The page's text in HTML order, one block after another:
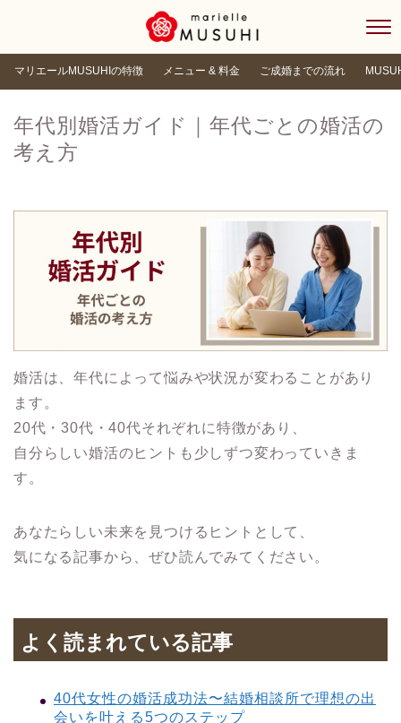
マリエールMUSUHIの特徴 メニュー & 料金 ご成婚までの流れ
年代別婚活ガイド｜年代ごとの婚活の
考え方
婚活は、年代によって悩みや状況が変わることがあり
ます。
20代・30代・40代それぞれに特徴があり、
自分らしい婚活のヒントも少しずつ変わっていきま
す。
あなたらしい未来を見つけるヒントとして、
気になる記事から、ぜひ読んでみてください。
よく読まれている記事
40代女性の婚活成功法〜結婚相談所で理想の出
会いを叶える5つのステップ